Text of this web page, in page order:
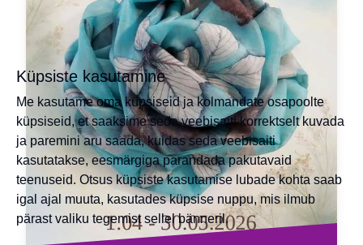
Küpsiste kasutamine
Me kasutame oma küpsiseid ja kolmandate osapoolte
küpsiseid, et saaksime seda veebisaiti korrektselt kuvada
ja paremini aru saada, kuidas seda veebisaiti
kasutatakse, eesmärgiga parandada pakutavaid
teenuseid. Otsus küpsiste kasutamise lubade kohta saab
igal ajal muuta, kasutades küpsise nuppu, mis ilmub
pärast valiku tegemist sellel bänneril.